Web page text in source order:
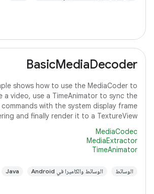
BasicMediaDecoder
shows how to use the MediaCoder to
a video, use a TimeAnimator to sync the
with the system display frame
and finally render it to a TextureView.
MediaCodec
MediaExtractor
TimeAnimator
الوسائط الوسائط والكاميرا في Android Java